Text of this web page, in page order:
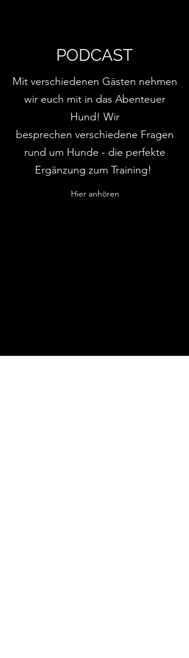
PODCAST
Mit verschiedenen Gästen nehmen
wir euch mit in das Abenteuer
Hund! Wir
besprechen verschiedene Fragen
rund um Hunde - die perfekte
Ergänzung zum Training!
Hier anhören